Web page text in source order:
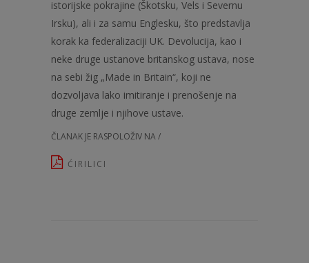
istorijske pokrajine (Škotsku, Vels i Severnu
Irsku), ali i za samu Englesku, što predstavlja
korak ka federalizaciji UK. Devolucija, kao i
neke druge ustanove britanskog ustava, nose
na sebi žig „Made in Britain“, koji ne
dozvoljava lako imitiranje i prenošenje na
druge zemlje i njihove ustave.
ČLANAK JE RASPOLOŽIV NA /
ĆIRILICI